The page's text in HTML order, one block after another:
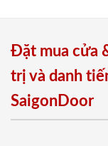
Đặt mua cửa
trị và danh
SaigonDoor